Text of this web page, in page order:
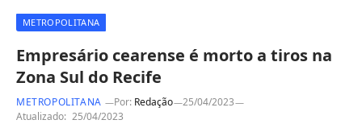
METROPOLITANA
Empresário cearense é morto a tiros na
Zona Sul do Recife
METROPOLITANA Por: Redação
25/04/2023
Atualizado: 25/04/2023